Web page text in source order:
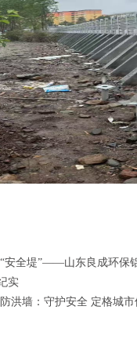
安全堤”——山东良成环保
实
洪墙：守护安全 定格城